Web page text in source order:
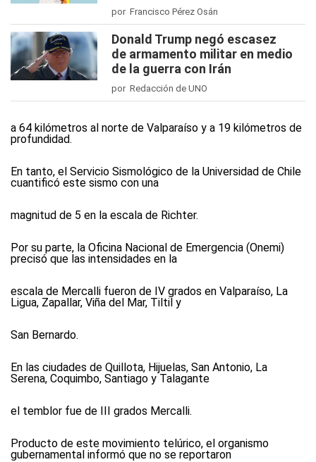
por Francisco Pérez Osán
Donald Trump negó escasez
de armamento militar en medio
de la guerra con Irán
por Redacción de UNO
a 64 kilómetros al norte de Valparaíso y a 19 kilómetros de
profundidad.
En tanto, el Servicio Sismológico de la Universidad de Chile
cuantificó este sismo con una
magnitud de 5 en la escala de Richter.
Por su parte, la Oficina Nacional de Emergencia (Onemi)
precisó que las intensidades en la
escala de Mercalli fueron de IV grados en Valparaíso, La
Ligua, Zapallar, Viña del Mar, Tiltil y
San Bernardo.
En las ciudades de Quillota, Hijuelas, San Antonio, La
Serena, Coquimbo, Santiago y Talagante
el temblor fue de III grados Mercalli.
Producto de este movimiento telúrico, el organismo
gubernamental informó que no se reportaron